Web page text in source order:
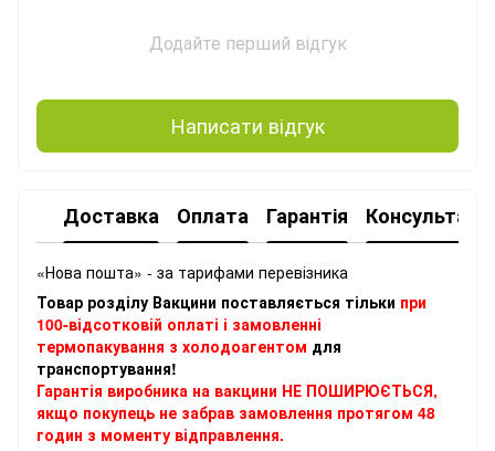
Додайте перший відгук
Написати відгук
Доставка Оплата Гарантія Консультація
«Нова пошта» - за тарифами перевізника
Товар розділу Вакцини поставляється тільки при
100-відсотковій оплаті і замовленні
термопакування з холодоагентом для
транспортування!
Гарантія виробника на вакцини НЕ ПОШИРЮЄТЬСЯ,
якщо покупець не забрав замовлення протягом 48
годин з моменту відправлення.